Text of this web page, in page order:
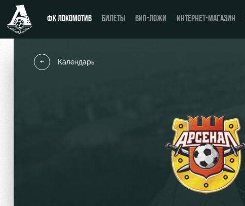
ФК ЛОКОМОТИВ БИЛЕТЫ ВИП-ЛОЖИ ИНТЕРНЕТ-МАГАЗИН
Купить билет
ВИП-ЛОЖИ
ВИП-ЗОНЫ
СЕМЕЙНЫЙ СЕКТОР
Календарь